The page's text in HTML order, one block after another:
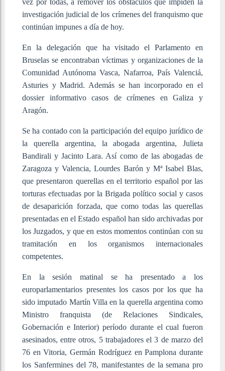
vez por todas, a remover los obstáculos que impiden la
investigación judicial de los crímenes del franquismo que
continúan impunes a día de hoy.
En la delegación que ha visitado el Parlamento en
Bruselas se encontraban víctimas y organizaciones de la
Comunidad Autónoma Vasca, Nafarroa, País Valenciá,
Asturies y Madrid. Además se han incorporado en el
dossier informativo casos de crímenes en Galiza y
Aragón.
Se ha contado con la participación del equipo jurídico de
la querella argentina, la abogada argentina, Julieta
Bandirali y Jacinto Lara. Así como de las abogadas de
Zaragoza y Valencia, Lourdes Barón y Mª Isabel Blas,
que presentaron querellas en el territorio español por las
torturas efectuadas por la Brigada político social y casos
de desaparición forzada, que como todas las querellas
presentadas en el Estado español han sido archivadas por
los Juzgados, y que en estos momentos continúan con su
tramitación en los organismos internacionales
competentes.
En la sesión matinal se ha presentado a los
europarlamentarios presentes los casos por los que ha
sido imputado Martín Villa en la querella argentina como
Ministro franquista (de Relaciones Sindicales,
Gobernación e Interior) período durante el cual fueron
asesinados, entre otros, 5 trabajadores el 3 de marzo del
76 en Vitoria, Germán Rodríguez en Pamplona durante
los Sanfermines del 78, manifestantes de la semana pro